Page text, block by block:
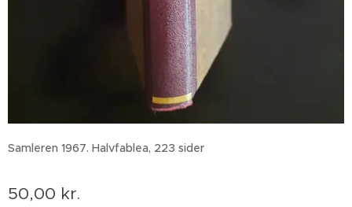
Samleren 1967. Halvfablea, 223 sider
50,00 kr.